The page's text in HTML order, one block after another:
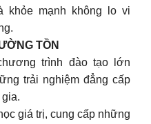
khỏe mạnh không lo vi
TỒN
trình đào tạo lớn
trải nghiệm đẳng cấp
giá trị, cung cấp những